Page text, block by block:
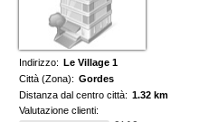
Indirizzo: Le Village 1
Città (Zona): Gordes
Distanza dal centro città: 1.32 km
Valutazione clienti: